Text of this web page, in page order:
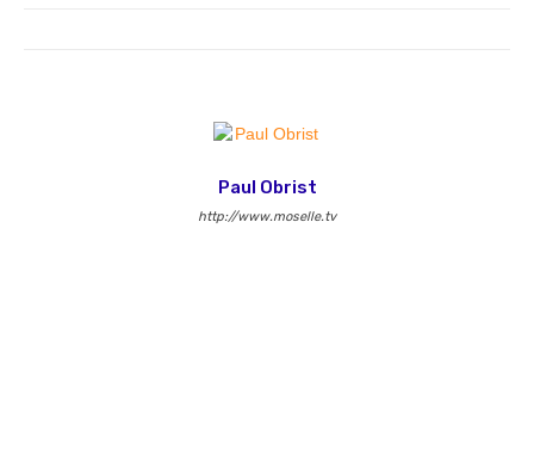
Paul Obrist
http://www.moselle.tv